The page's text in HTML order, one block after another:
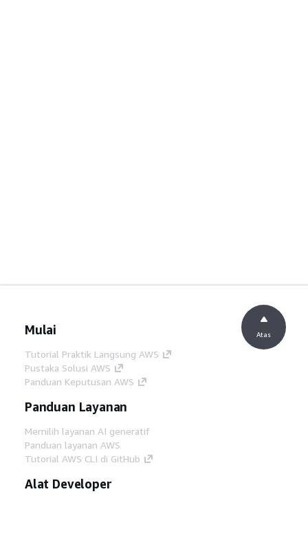
Mulai
Tutorial Praktik Langsung AWS
Pustaka Solusi AWS
Panduan Keputusan AWS
Panduan Layanan
Memilih layanan AI generatif
Panduan layanan AWS
Tutorial AWS CLI di GitHub
Alat Developer
Atas